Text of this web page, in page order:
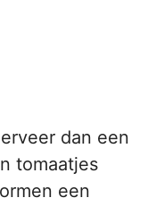
dan een
tomaatjes
een